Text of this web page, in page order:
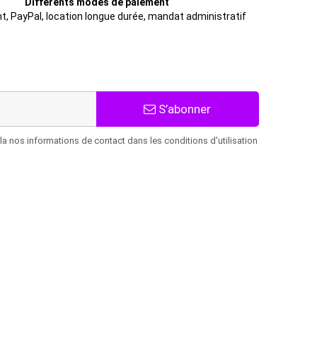
Différents modes de paiement
PayPal, location longue durée, mandat administratif
S’abonner
nos informations de contact dans les conditions d'utilisation